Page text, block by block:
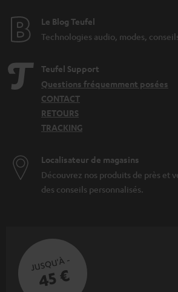
Le Blog Teufel
Technologies audio, modes,
Teufel Support
Questions fréquemment posées
CONTACT
RETOURS
TRACKING
Localisateur de magasins
Découvrez nos produits de près et
des conseils personnalisés.
JUSQU'À -
45 €